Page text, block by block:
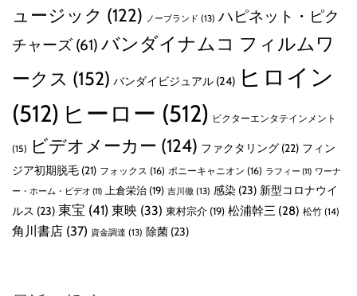
ュージック (122) ノーブランド (13) ハピネット・ピク
チャーズ (61) バンダイナムコ フィルムワ
ークス (152) バンダイビジュアル (24) ヒロイン
(512) ヒーロー (512) ビクターエンタテインメント
(15) ビデオメーカー (124) ファクタリング (22) フィン
ジア初期脱毛 (21) フォックス (16) ポニーキャニオン (16) ラフィー (11) ワーナ
ー・ホーム・ビデオ (11) 上倉栄治 (19) 吉川徹 (13) 感染 (23) 新型コロナウイ
ルス (23) 東宝 (41) 東映 (33) 東村宗介 (19) 松浦幹三 (28) 松竹 (14)
角川書店 (37) 資金調達 (13) 除菌 (23)